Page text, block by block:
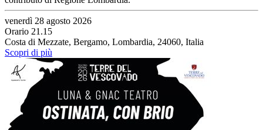
venerdì 28 agosto 2026
Orario 21.15
Costa di Mezzate, Bergamo, Lombardia, 24060, Italia
Scopri di più